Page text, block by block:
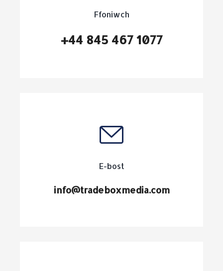
Ffoniwch
+44 845 467 1077
E-bost
info@tradeboxmedia.com